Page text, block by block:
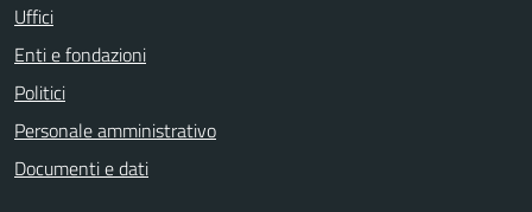
Uffici
Enti e fondazioni
Politici
Personale amministrativo
Documenti e dati